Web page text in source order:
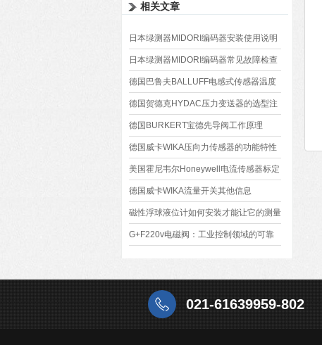
相关文章
日本绿测器MIDORI编码器安装使用说明
日本绿测器MIDORI编码器常见故障检查
德国巴鲁夫BALLUFF电感式传感器温度
分类
德国贺德克HYDAC压力变送器的选型注
意事项
德国BURKERT宝德先导阀工作原理
德国威卡WIKA压向力传感器的功能特性
美国霍尼韦尔Honeywell电流传感器标定
德国威卡WIKA流量开关其他信息
磁性浮球液位计如何安装才能让它的测量
效果较好
G+F220v电磁阀：工业控制领域的可靠
021-61639959-802